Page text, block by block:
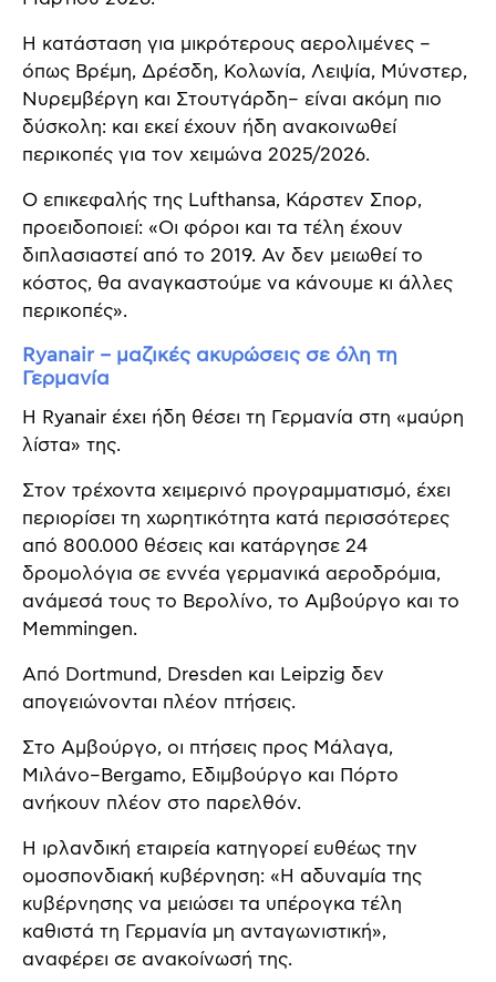
Η κατάσταση για μικρότερους αερολιμένες –
όπως Βρέμη, Δρέσδη, Κολωνία, Λειψία, Μύνστερ,
Νυρεμβέργη και Στουτγάρδη– είναι ακόμη πιο
δύσκολη: και εκεί έχουν ήδη ανακοινωθεί
περικοπές για τον χειμώνα 2025/2026.
Ο επικεφαλής της Lufthansa, Κάρστεν Σπορ,
προειδοποιεί: «Οι φόροι και τα τέλη έχουν
διπλασιαστεί από το 2019. Αν δεν μειωθεί το
κόστος, θα αναγκαστούμε να κάνουμε κι άλλες
περικοπές».
Ryanair – μαζικές ακυρώσεις σε όλη τη
Γερμανία
Η Ryanair έχει ήδη θέσει τη Γερμανία στη «μαύρη
λίστα» της.
Στον τρέχοντα χειμερινό προγραμματισμό, έχει
περιορίσει τη χωρητικότητα κατά περισσότερες
από 800.000 θέσεις και κατάργησε 24
δρομολόγια σε εννέα γερμανικά αεροδρόμια,
ανάμεσά τους το Βερολίνο, το Αμβούργο και το
Memmingen.
Από Dortmund, Dresden και Leipzig δεν
απογειώνονται πλέον πτήσεις.
Στο Αμβούργο, οι πτήσεις προς Μάλαγα,
Μιλάνο–Bergamo, Εδιμβούργο και Πόρτο
ανήκουν πλέον στο παρελθόν.
Η ιρλανδική εταιρεία κατηγορεί ευθέως την
ομοσπονδιακή κυβέρνηση: «Η αδυναμία της
κυβέρνησης να μειώσει τα υπέρογκα τέλη
καθιστά τη Γερμανία μη ανταγωνιστική»,
αναφέρει σε ανακοίνωσή της.